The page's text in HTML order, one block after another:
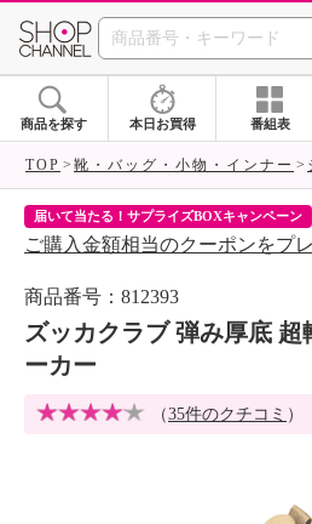
SHOP
商品を探す 本日お買得 番組表
TOP 靴・バッグ・小物・インナー
届いて当たる！サプライズBOXキャンペーン
ご購入金額相当のクーポンをプ
商品番号：812393
ズッカクラブ 弾み厚底
ーカー
（35件のクチコミ ）